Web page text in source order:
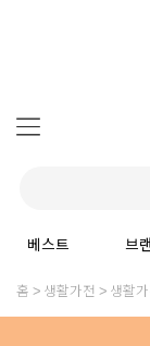
베스트 브
홈 생활가전 생활